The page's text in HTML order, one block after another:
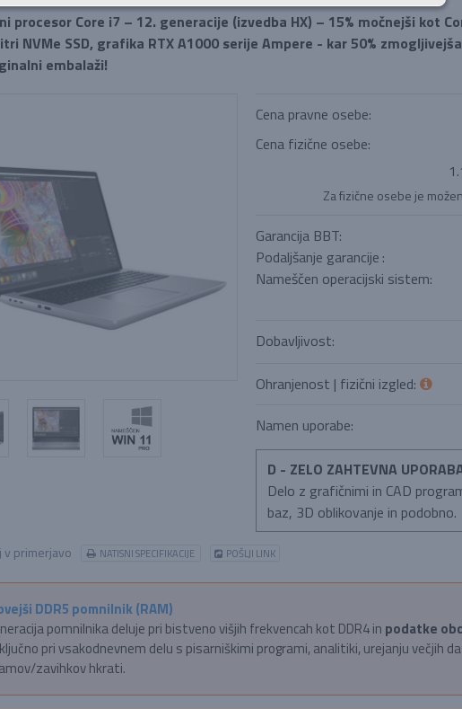
procesor Core i7 – 12. generacije (izvedba HX) – 15% močnejši kot
NVMe SSD, grafika RTX A1000 serije Ampere - kar 50%
embalaži!
Cena pravne osebe:
Cena fizične osebe:
Za fizične osebe je
Garancija BBT:
Podaljšanje garancije :
Nameščen operacijski sistem:
Dobavljivost:
Ohranjenost | fizični izgled:
Namen uporabe:
D - ZELO ZAHTEVNA
Delo z grafičnimi in CAD
baz, 3D oblikovanje in podobno.
v primerjavo NATISNI SPECIFIKACIJE POŠLJI LINK
DDR5 pomnilnik (RAM)
pomnilnika deluje pri bistveno višjih frekvencah kot DDR4 in podatke
pri vsakodnevnem delu s pisarniškimi programi, analitiki, urejanju večjih
zavihkov hkrati.